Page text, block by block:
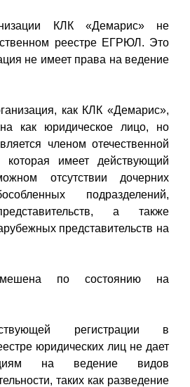
КЛК «Демарис» не
реестре ЕГРЮЛ. Это
не имеет права на ведение
как КЛК «Демарис»,
как юридическое лицо, но
членом отечественной
имеет действующий
отсутствии дочерних
подразделений,
а также
представительств на
по состоянию на
регистрации в
юридических лиц не дает
на ведение видов
таких как разведение